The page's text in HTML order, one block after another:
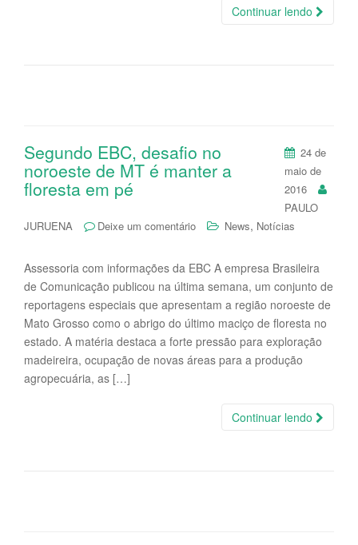
Continuar lendo
Segundo EBC, desafio no
noroeste de MT é manter a
floresta em pé
24 de
maio de
2016
PAULO
JURUENA
Deixe um comentário News, Notícias
Assessoria com informações da EBC A empresa Brasileira
de Comunicação publicou na última semana, um conjunto de
reportagens especiais que apresentam a região noroeste de
Mato Grosso como o abrigo do último maciço de floresta no
estado. A matéria destaca a forte pressão para exploração
madeireira, ocupação de novas áreas para a produção
agropecuária, as […]
Continuar lendo